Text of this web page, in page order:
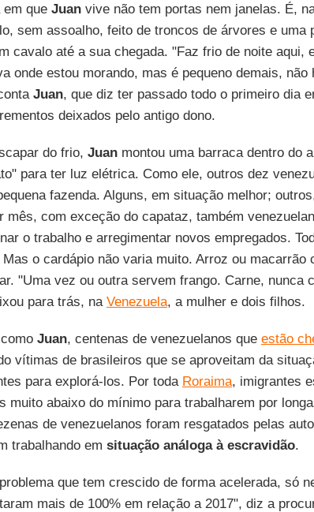
em que Juanvive não tem portas nem janelas. É,
sem assoalho, feito de troncos de árvores e uma
cavalo até a sua chegada. "Faz frio de noite aqui,
onde estou morando, mas é pequeno demais, não
Juan, que diz ter passado todo o primeiro dia
deixados pelo antigo dono.
do frio, Juanmontou uma barraca dentro do
para ter luz elétrica. Como ele, outros dez
fazenda. Alguns, em situação melhor;
mês, com exceção do capataz, também
o trabalho e arregimentar novos empregados.
Mas o cardápio não varia muito. Arroz ou macarrão
"Uma vez ou outra servem frango. Carne, nunca
para trás, na Venezuela, a mulher e dois filhos.
Juan, centenas de venezuelanos que estão
vítimas de brasileiros que se aproveitam da
para explorá-los. Por toda Roraima, imigrantes
muito abaixo do mínimo para trabalharem por
de venezuelanos foram resgatados pelas
trabalhando em situação análoga à escravidão.
que tem crescido de forma acelerada, só
mais de 100% em relação a 2017", diz a